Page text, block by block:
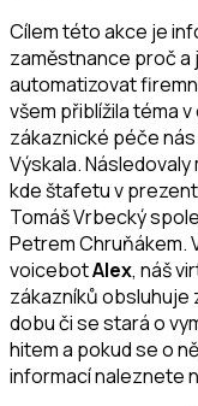
Cílem této akce je
zaměstnance proč a
automatizovat
všem přiblížila téma
zákaznické péče nás
Výskala. Následovaly
kde štafetu v
Tomáš Vrbecký
Petrem Chruňákem.
voicebotAlex, náš
zákazníků obsluhuje
dobu či se stará o
hitem a pokud se o
informací naleznete